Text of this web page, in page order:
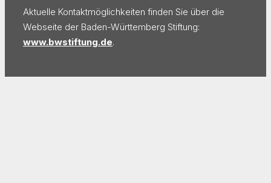
Aktuelle Kontaktmöglichkeiten finden Sie über die
Webseite der Baden-Württemberg Stiftung:
www.bwstiftung.de.